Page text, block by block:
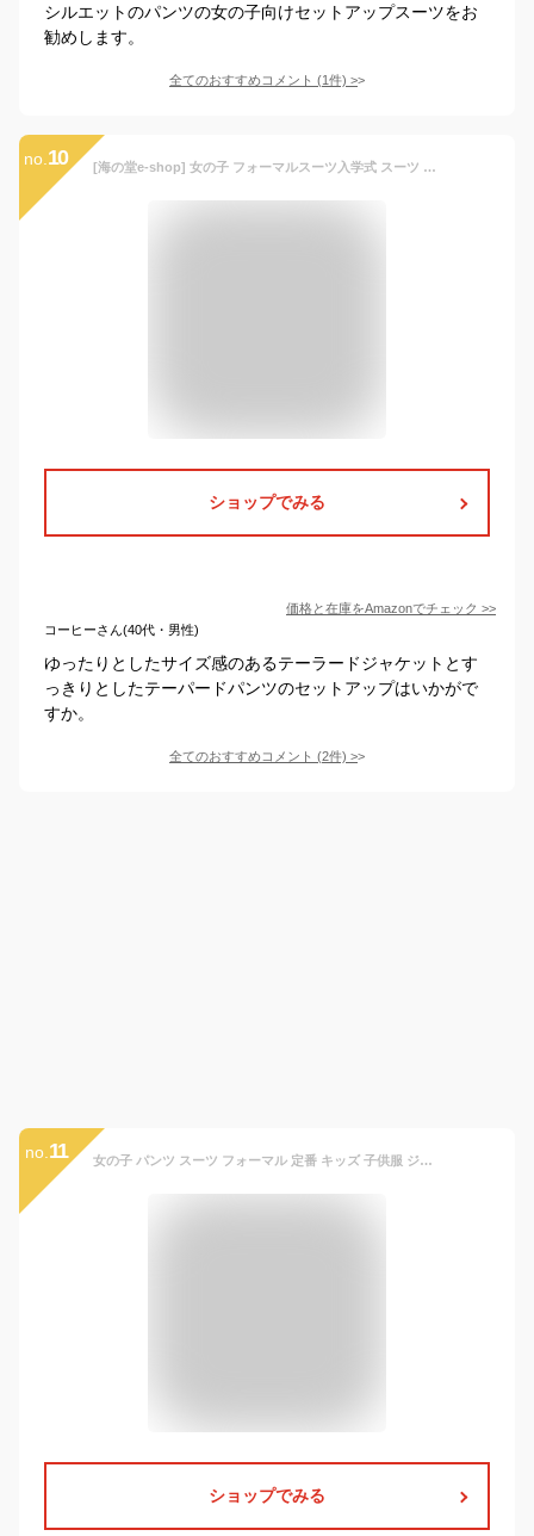
シルエットのパンツの女の子向けセットアップスーツをお
勧めします。
全てのおすすめコメント (1件) >
no. 10 [海の堂e-shop] 女の子 フォーマルスーツ入学式 スーツ 2点セットジャケット/パンツ ガールズ 子供服 学院風 キッズ 卒園式 セットアップジュニア 制服 結婚式 発表会 カジュアル 七五三 発表会 (グレー, 160cm)
ショップでみる
価格と在庫をAmazonでチェック >>
コーヒーさん(40代・男性)
ゆったりとしたサイズ感のあるテーラードジャケットとす
っきりとしたテーパードパンツのセットアップはいかがで
すか。
全てのおすすめコメント (2件) >
no. 11 女の子 パンツ スーツ フォーマル 定番 キッズ 子供服 ジュニア セットアップ 110 120 130 140 150 160 ロングパンツ 長ズボン 上下セット 3点セット 長袖 ブラウス チュニック ズボン 入園式 入学式 卒園式 卒業式 結婚式 パーティ 発表会 七五三 おしゃれ かわいい
ショップでみる